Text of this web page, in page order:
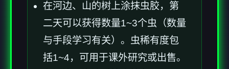
在河边、山的树上涂抹虫胶，第
二天可以获得数量1~3个虫（数量
与手段学习有关）。虫稀有度包
括1~4，可用于课外研究或出售。